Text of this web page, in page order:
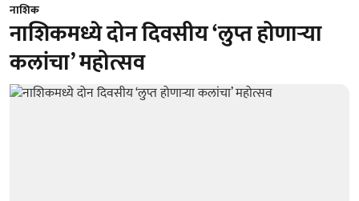
नाशिक
नाशिकमध्ये दोन दिवसीय ‘लुप्त होणाऱ्या
कलांचा’ महोत्सव